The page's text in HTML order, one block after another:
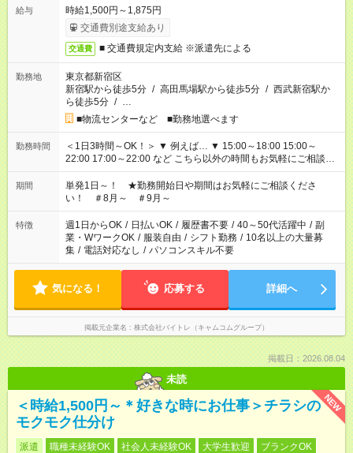
給与
時給1,500円～1,875円
交通費別途支給あり
交通費 ■ 交通費規定内支給 ※派遣先による
勤務地
東京都新宿区
新宿駅から徒歩5分 / 高田馬場駅から徒歩5分 / 西武新宿駅か
ら徒歩5分 / …
■物流センターなど ■勤務地選べます
勤務時間
＜1日3時間～OK！＞ ▼ 例えば… ▼ 15:00～18:00 15:00～
22:00 17:00～22:00 など こちら以外の時間もお気軽にご相談く
ださい！
期間
単発1日～！ ★勤務開始日や期間はお気軽にご相談くださ
い！ ＃8月～ ＃9月～
特徴 週1日からOK / 日払いOK / 履歴書不要 / 40～50代活躍中 / 副
業・WワークOK / 服装自由 / シフト勤務 / 10名以上の大量募
集 / 電話対応なし / パソコンスキル不要
気になる！ 応募する 詳細へ
掲載元企業名 株式会社バイトレ（キャムコムグループ）
掲載日：2026.08.04
未読
NEW
＜時給1,500円～＊好きな時にお仕事＞チラシの
モクモク仕分け
派遣 職種未経験OK 社会人未経験OK 大学生歓迎
ブランクOK